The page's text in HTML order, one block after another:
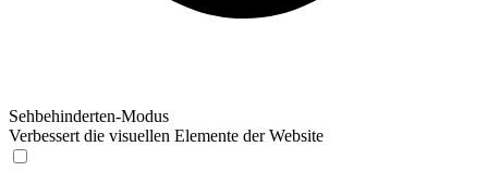
Sehbehinderten-Modus
Verbessert die visuellen Elemente der Website